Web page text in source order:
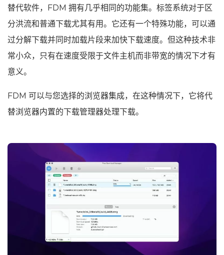
替代软件，FDM 拥有几乎相同的功能集。标签系统对于区
分洪流和普通下载尤其有用。它还有一个特殊功能，可以通
过分解下载并同时加载片段来加快下载速度。但这种技术非
常小众，只有在速度受限于文件主机而非带宽的情况下才有
意义。
FDM 可以与您选择的浏览器集成，在这种情况下，它将代
替浏览器内置的下载管理器处理下载。